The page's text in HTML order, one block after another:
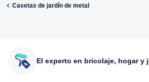
Casetas de jardín de metal
El experto en bricolaje, hogar y